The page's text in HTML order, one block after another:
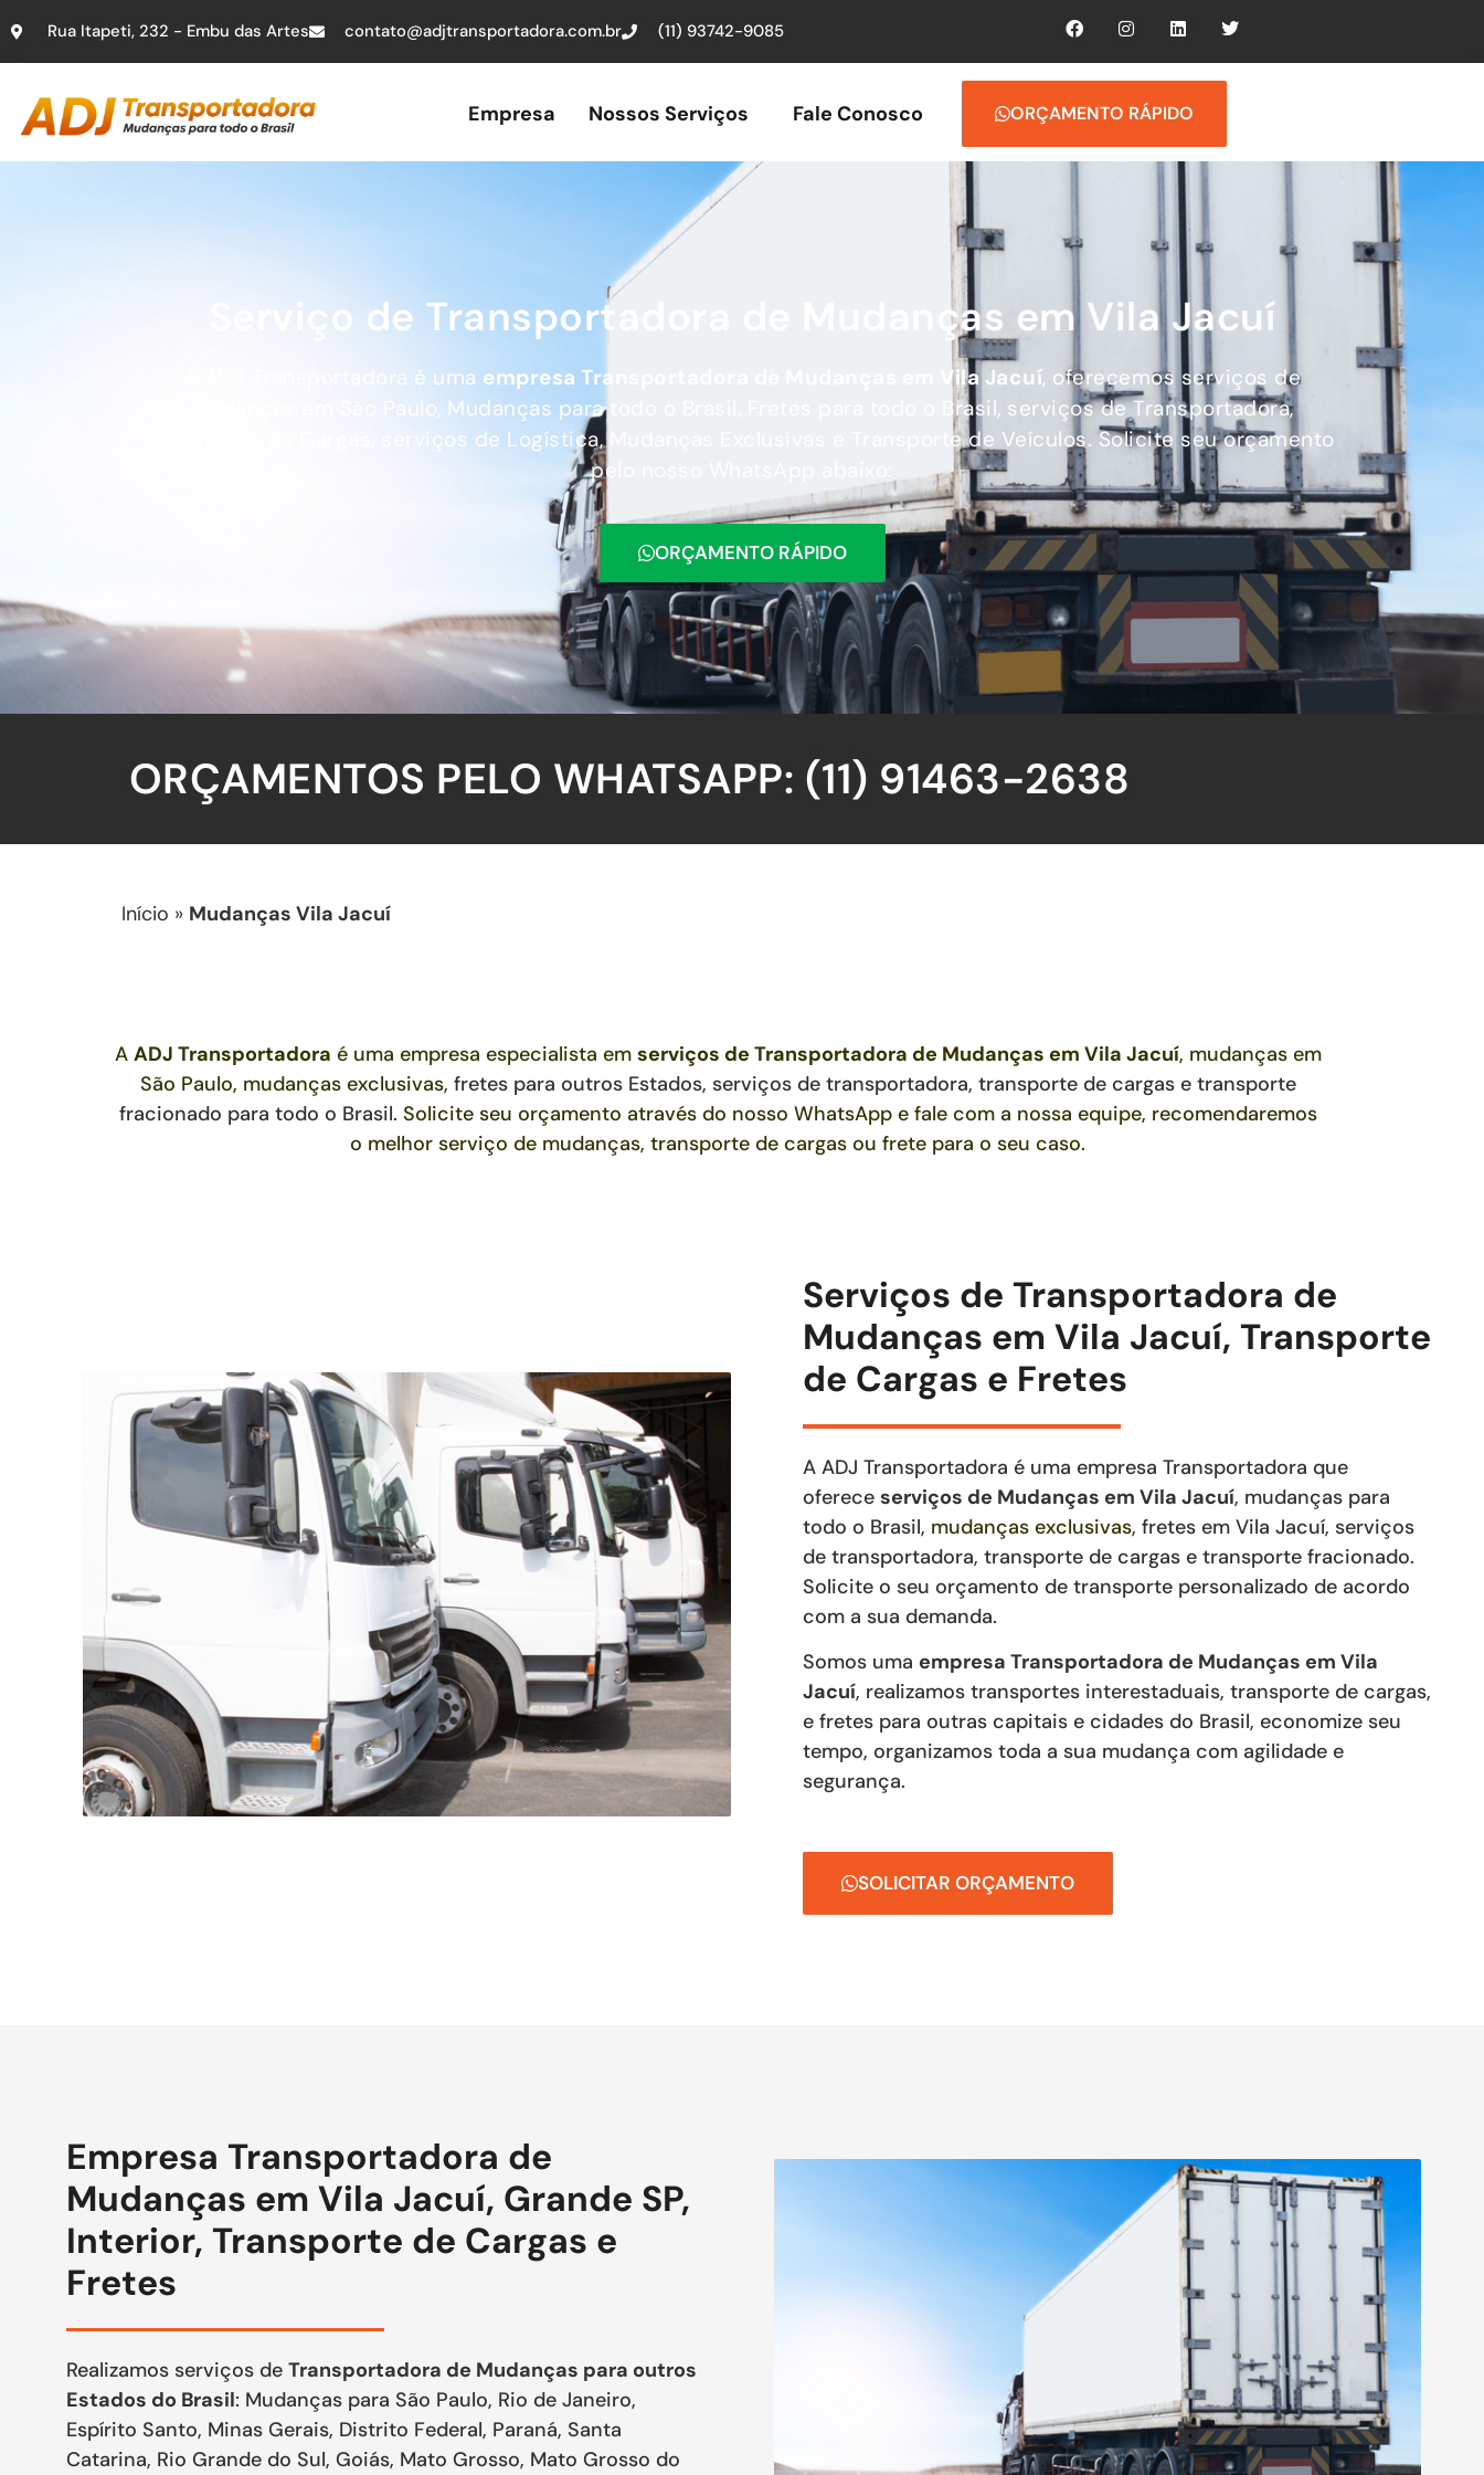
Rua Itapeti, 232 - Embu das Artes contato@adjtransportadora.com.br (11) 93742-9085
Empresa Nossos Serviços Fale Conosco ORÇAMENTO RÁPIDO
Serviço de Transportadora de Mudanças em Vila Jacuí
A ADJ Transportadora é uma empresa Transportadora de Mudanças em Vila Jacuí, oferecemos serviços de
Mudanças em São Paulo, Mudanças para todo o Brasil, Fretes para todo o Brasil, serviços de Transportadora,
Transporte de Cargas, serviços de Logística, Mudanças Exclusivas e Transporte de Veículos. Solicite seu orçamento
pelo nosso WhatsApp abaixo:
ORÇAMENTO RÁPIDO
ORÇAMENTOS PELO WHATSAPP: (11) 91463-2638
Início » Mudanças Vila Jacuí
A ADJ Transportadora é uma empresa especialista em serviços de Transportadora de Mudanças em Vila Jacuí, mudanças em
São Paulo, mudanças exclusivas, fretes para outros Estados, serviços de transportadora, transporte de cargas e transporte
fracionado para todo o Brasil. Solicite seu orçamento através do nosso WhatsApp e fale com a nossa equipe, recomendaremos
o melhor serviço de mudanças, transporte de cargas ou frete para o seu caso.
Serviços de Transportadora de
Mudanças em Vila Jacuí, Transporte
de Cargas e Fretes
A ADJ Transportadora é uma empresa Transportadora que
ofereceserviços de Mudanças em Vila Jacuí, mudanças para
todo o Brasil, mudanças exclusivas,fretes em Vila Jacuí,serviços
de transportadora, transporte de cargas e transporte fracionado.
Solicite o seu orçamento de transporte personalizado de acordo
com a sua demanda.
Somos uma empresa Transportadora de Mudanças em Vila
Jacuí, realizamos transportes interestaduais, transporte de cargas,
e fretes para outras capitais e cidades do Brasil, economize seu
tempo, organizamos toda a sua mudança com agilidade e
segurança.
SOLICITAR ORÇAMENTO
Empresa Transportadora de
Mudanças em Vila Jacuí, Grande SP,
Interior, Transporte de Cargas e
Fretes
Realizamos serviços de Transportadora de Mudanças para outros
Estados do Brasil: Mudanças para São Paulo, Rio de Janeiro,
Espírito Santo, Minas Gerais, Distrito Federal, Paraná, Santa
Catarina, Rio Grande do Sul, Goiás, Mato Grosso, Mato Grosso do